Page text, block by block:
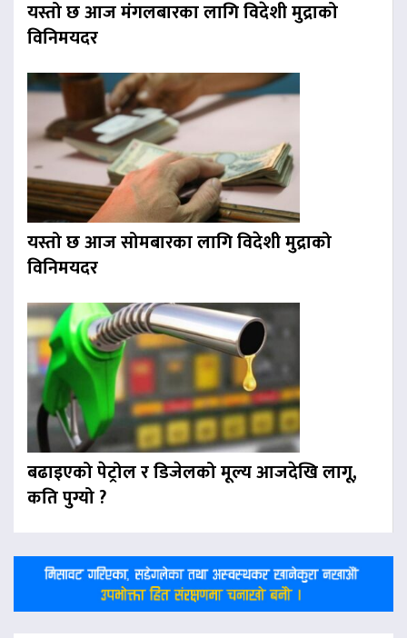
यस्तो छ आज मंगलबारका लागि विदेशी मुद्राको
विनिमयदर
यस्तो छ आज सोमबारका लागि विदेशी मुद्राको
विनिमयदर
बढाइएको पेट्रोल र डिजेलको मूल्य आजदेखि लागू,
कति पुग्यो ?